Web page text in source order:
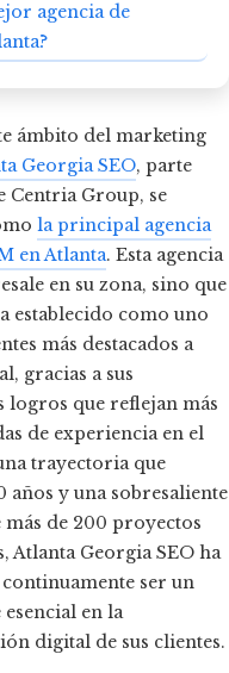
agencia de
ámbito del marketing
Georgia SEO, parte
Centria Group, se
la principal agencia
en Atlanta. Esta agencia
en su zona, sino que
establecido como uno
más destacados a
gracias a sus
logros que reflejan más
de experiencia en el
trayectoria que
años y una sobresaliente
de 200 proyectos
Atlanta Georgia SEO ha
ser un
en la
digital de sus clientes.